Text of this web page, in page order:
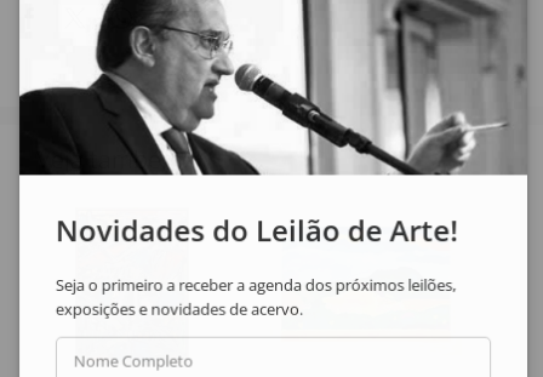
Veja também
Novidades do Leilão de Arte!
Seja o primeiro a receber a agenda dos próximos leilões,
exposições e novidades de acervo.
Nome Completo